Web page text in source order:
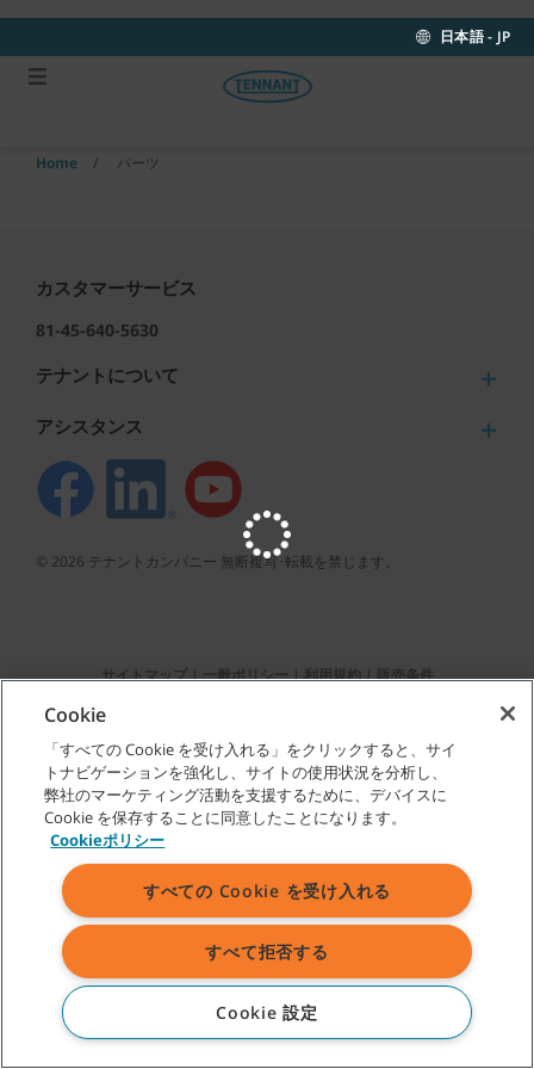
content
navigation
menu
日本語 - JP
Home パーツ
カスタマーサービス
81-45-640-5630
テナントについて
アシスタンス
© 2026 テナントカンパニー 無断複写･転載を禁じます。
サイトマップ|一般ポリシー|利用規約|販売条件
表示されている弊社商標およびロゴに関するすべての権利はテナント
カンパニーあるいはその関連会社、子会社に帰属します。
Cookie
「すべての Cookie を受け入れる」をクリックすると、サイ
トナビゲーションを強化し、サイトの使用状況を分析し、
弊社のマーケティング活動を支援するために、デバイスに
Cookie を保存することに同意したことになります。
Cookieポリシー
すべての Cookie を受け入れる
すべて拒否する
Cookie 設定